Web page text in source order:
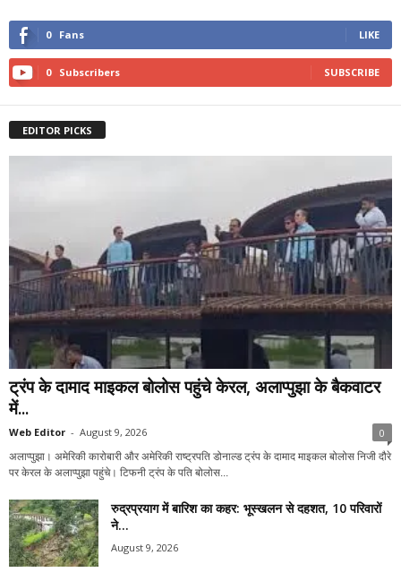
0 Fans LIKE
0 Subscribers SUBSCRIBE
EDITOR PICKS
ट्रंप के दामाद माइकल बोलोस पहुंचे केरल, अलाप्पुझा के बैकवाटर
में...
Web Editor - August 9, 2026 0
अलाप्पुझा। अमेरिकी कारोबारी और अमेरिकी राष्ट्रपति डोनाल्ड ट्रंप के दामाद माइकल बोलोस निजी दौरे
पर केरल के अलाप्पुझा पहुंचे। टिफनी ट्रंप के पति बोलोस...
रुद्रप्रयाग में बारिश का कहर: भूस्खलन से दहशत, 10 परिवारों
ने...
August 9, 2026